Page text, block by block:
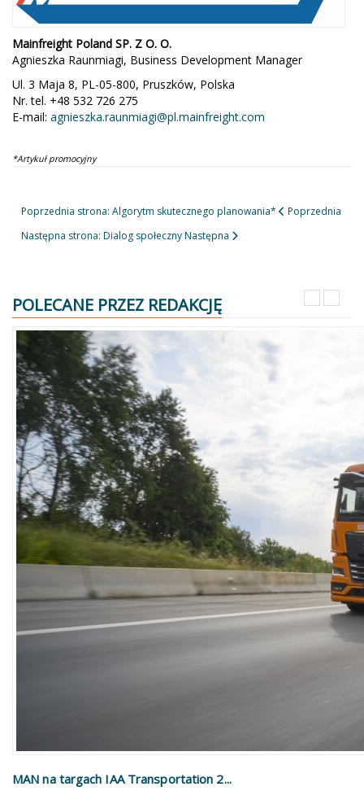
Mainfreight Poland SP. Z O. O.
Agnieszka Raunmiagi, Business Development Manager
Ul. 3 Maja 8, PL-05-800, Pruszków, Polska
Nr. tel. +48 532 726 275
E-mail: agnieszka.raunmiagi@pl.mainfreight.com
*Artykuł promocyjny
Poprzednia strona: Algorytm skutecznego planowania*
Poprzednia
Następna strona: Dialog społecznyNastępna
POLECANE PRZEZ REDAKCJĘ
MAN na targach IAA Transportation 2...